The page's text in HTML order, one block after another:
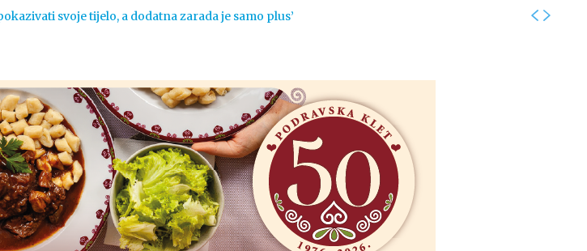
svoje tijelo, a dodatna zarada je samo plus’